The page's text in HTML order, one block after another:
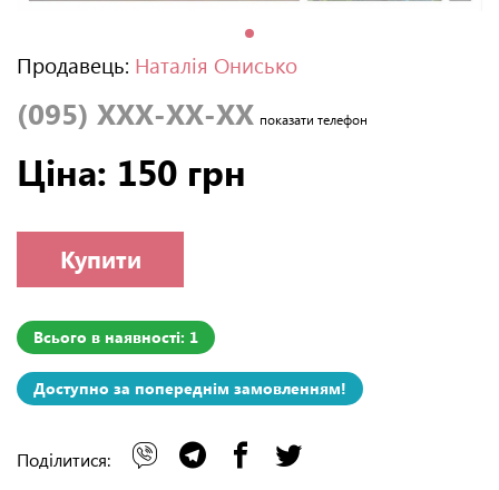
Продавець: Наталія Онисько
(095) XXX-XX-XX показати телефон
Ціна: 150 грн
Купити
Всього в наявності: 1
Доступно за попереднім замовленням!
Поділитися: